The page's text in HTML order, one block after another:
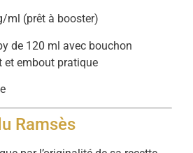
ml (prêt à booster)
de 120 ml avec bouchon
et embout pratique
Ramsès